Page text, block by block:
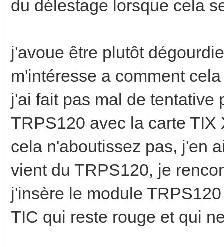
du délestage lorsque cela
j'avoue être plutôt
m'intéresse a comment
j'ai fait pas mal de tentative
TRPS120 avec la carte
cela n'aboutissez pas, j'en
vient du TRPS120, je
j'insère le module
TIC qui reste rouge et qui